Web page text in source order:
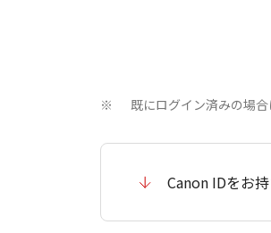
※ 既にログイン済みの場合
Canon IDをお